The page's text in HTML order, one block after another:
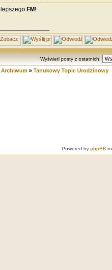
FM !
Wyświetl posty z ostatnich:
Archiwum» Tanukowy Topic Urodzinowy
Powered by phpBB